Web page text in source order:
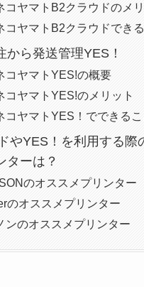
コヤマトB2クラウドのメ
コヤマトB2クラウドでき
から発送管理YES！
コヤマトYES!の概要
コヤマトYES!のメリット
コヤマトYES！でできるこ
やYES！を利用する際
ターは？
のオススメプリンター
のオススメプリンター
ンのオススメプリンター